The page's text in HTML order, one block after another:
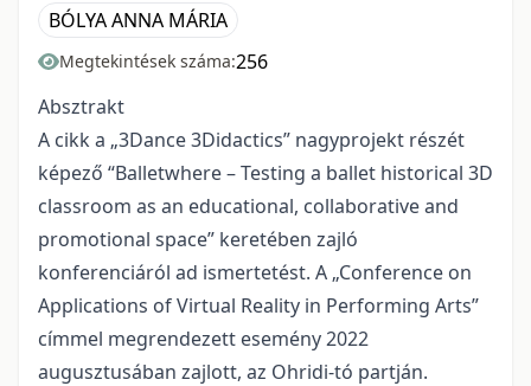
BÓLYA ANNA MÁRIA
Megtekintések száma:256
Absztrakt
A cikk a „3Dance 3Didactics” nagyprojekt részét
képező “Balletwhere – Testing a ballet historical 3D
classroom as an educational, collaborative and
promotional space” keretében zajló
konferenciáról ad ismertetést. A „Conference on
Applications of Virtual Reality in Performing Arts”
címmel megrendezett esemény 2022
augusztusában zajlott, az Ohridi-tó partján.